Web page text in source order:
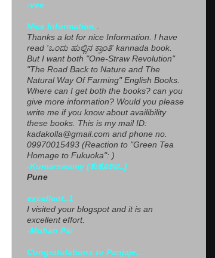
-vee
Nice Information..
Thanks a lot for nice Information. I have
read 'ಒಂದು ಹುಲ್ಲಿನ ಕ್ರಾಂತಿ' kannada book.
But I want both "One-Straw Revolution"
"The Road Back to Nature and The
Natural Way Of Farming" English Books.
Where can I get both the books? can you
give more information? Would you please
write me if you know about availibility
these books. This is my mail ID:
kadakolla@gmail.com and phone no.
09970015493 (Reaction to "Green Tea
Homage to Fukuoka": )
-Kumarswamy (ಕುಕೂಊ..)
Pune
excellent..1
I visited your blogspot and it is an
excellent effort.
-Mohan Pai
Congratulations to Panjaje..